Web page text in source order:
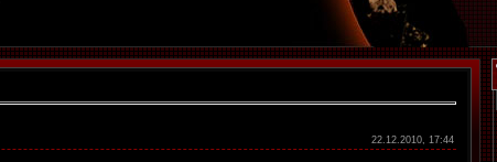
22.12.2010, 17:44